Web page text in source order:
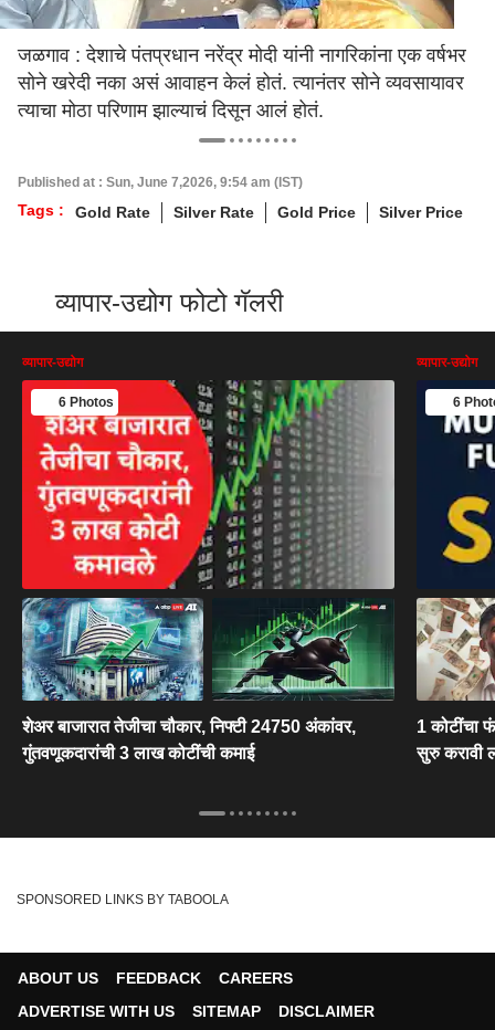
जळगाव : देशाचे पंतप्रधान नरेंद्र मोदी यांनी नागरिकांना एक वर्षभर
सोने खरेदी नका असं आवाहन केलं होतं. त्यानंतर सोने व्यवसायावर
त्याचा मोठा परिणाम झाल्याचं दिसून आलं होतं.
Published at : Sun, June 7,2026, 9:54 am (IST)
Tags : Gold Rate Silver Rate Gold Price Silver Price
व्यापार-उद्योग फोटो गॅलरी
व्यापार-उद्योग
6 Photos
शेअर बाजारात तेजीचा चौकार, निफ्टी 24750 अंकांवर,
गुंतवणूकदारांची 3 लाख कोटींची कमाई
व्यापार-उद्योग
6
1 कोटींचा
सुरु करावी
SPONSORED LINKS BY TABOOLA
ABOUT US FEEDBACK
CAREERS
ADVERTISE WITH US
SITEMAP DISCLAIMER